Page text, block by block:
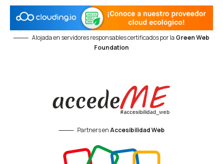
Alojada en servidores responsables certificados por la Green Web
Foundation
Partners enAccesibilidad Web